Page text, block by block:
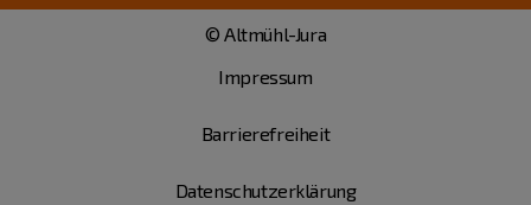
© Altmühl-Jura
Impressum
Barrierefreiheit
Datenschutzerklärung